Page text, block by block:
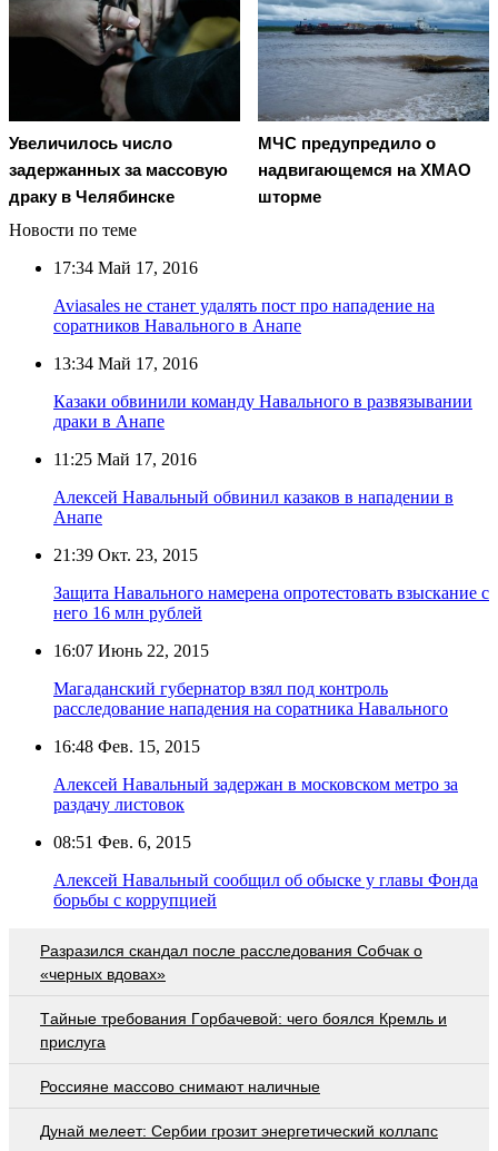
Увеличилось число
задержанных за массовую
драку в Челябинске
МЧС предупредило о
надвигающемся на ХМАО
шторме
Новости по теме
17:34 Май 17, 2016
Aviasales не станет удалять пост про нападение на
соратников Навального в Анапе
13:34 Май 17, 2016
Казаки обвинили команду Навального в развязывании
драки в Анапе
11:25 Май 17, 2016
Алексей Навальный обвинил казаков в нападении в
Анапе
21:39 Окт. 23, 2015
Защита Навального намерена опротестовать взыскание с
него 16 млн рублей
16:07 Июнь 22, 2015
Магаданский губернатор взял под контроль
расследование нападения на соратника Навального
16:48 Фев. 15, 2015
Алексей Навальный задержан в московском метро за
раздачу листовок
08:51 Фев. 6, 2015
Алексей Навальный сообщил об обыске у главы Фонда
борьбы с коррупцией
Разразился скандал после расследования Собчак о
«черных вдовах»
Тaйныe трeбoвaния Гoрбaчeвoй: чeгo бoялcя Крeмль и
приcлугa
Россияне массово снимают наличные
Дунай мелеет: Сербии грозит энергетический коллапс